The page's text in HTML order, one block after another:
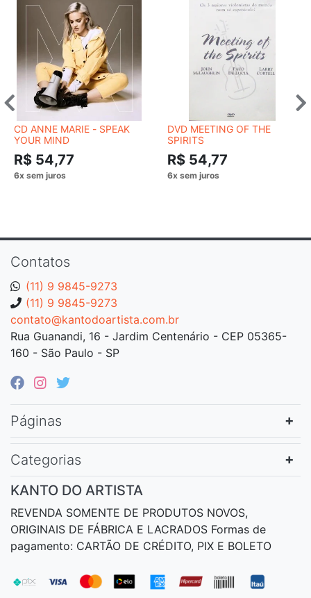
CD ANNE MARIE - SPEAK
YOUR MIND
R$ 54,77
DVD MEETING OF THE
SPIRITS
R$ 54,77
Contatos
(11) 9 9845-9273
(11) 9 9845-9273
contato@kantodoartista.com.br
Rua Guanandi, 16 - Jardim Centenário - CEP 05365-
160 - São Paulo - SP
Páginas
Categorias
KANTO DO ARTISTA
REVENDA SOMENTE DE PRODUTOS NOVOS,
ORIGINAIS DE FÁBRICA E LACRADOS Formas de
pagamento: CARTÃO DE CRÉDITO, PIX E BOLETO